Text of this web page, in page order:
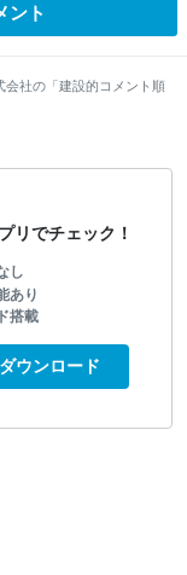
ント
会社の「建設的コメント順
リでチェック！
し
あり
搭載
ウンロード